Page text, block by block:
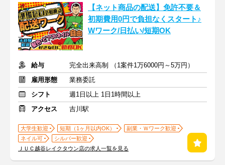
【ネット商品の配送】免許不要＆
初期費用0円で負担なくスタート♪
Wワーク/日払い/短期OK
給与
完全出来高制 （1案件1万6000円～5万円）
雇用形態
業務委託
シフト
週1日以上 1日1時間以上
アクセス
吉川駅
大学生歓迎 短期（1ヶ月以内OK）
副業・Ｗワーク歓迎
ネイル可
シルバー歓迎
ＪＵＣ越谷レイクタウン店の求人一覧を見る